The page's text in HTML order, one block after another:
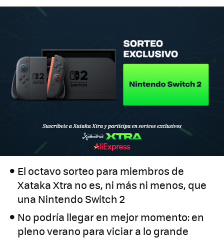
El octavo sorteo para miembros de
Xataka Xtra no es, ni más ni menos, que
una Nintendo Switch 2
No podría llegar en mejor momento: en
pleno verano para viciar a lo grande